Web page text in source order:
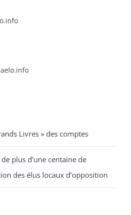
Livres » des comptes
plus d’une centaine de
des élus locaux d’opposition